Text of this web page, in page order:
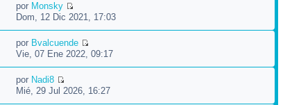
por Monsky
Dom, 12 Dic 2021, 17:03
por Bvalcuende
Vie, 07 Ene 2022, 09:17
por Nadi8
Mié, 29 Jul 2026, 16:27